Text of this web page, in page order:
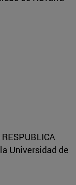
Universidad de